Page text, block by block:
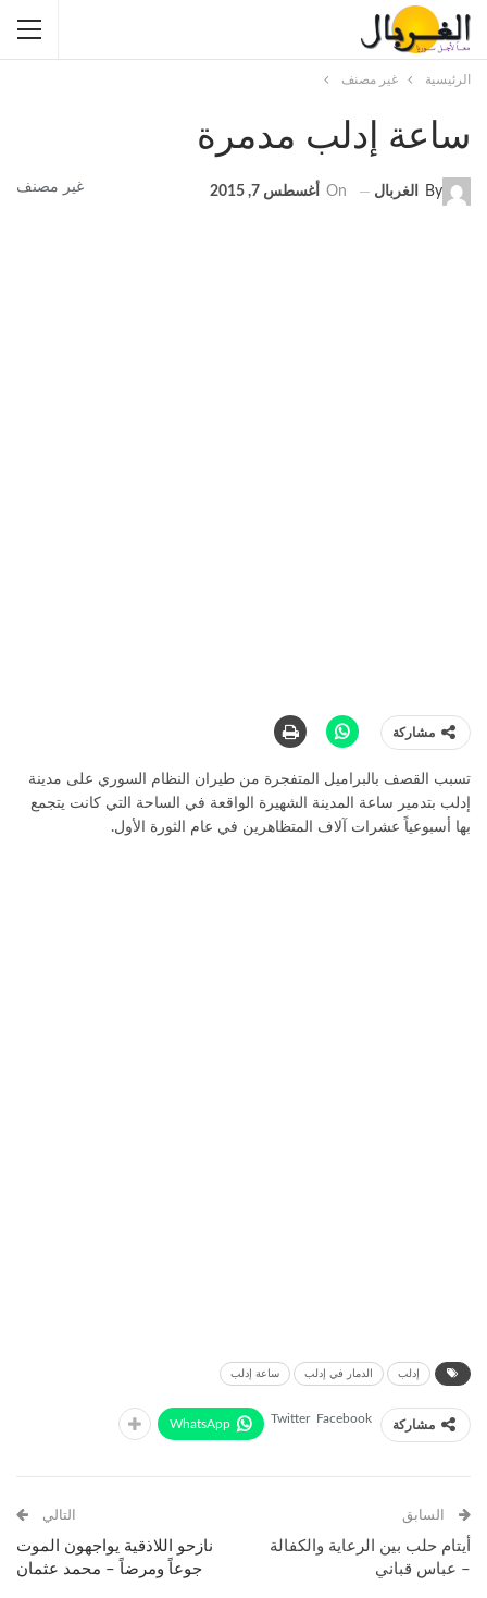
الرئيسية غير مصنف
ساعة إدلب مدمرة
غير مصنف By الغربال On أغسطس 7, 2015
مشاركة
تسبب القصف بالبراميل المتفجرة من طيران النظام السوري على مدينة
إدلب بتدمير ساعة المدينة الشهيرة الواقعة في الساحة التي كانت يتجمع
بها أسبوعياً عشرات آلاف المتظاهرين في عام الثورة الأول.
إدلب الدمار في إدلب ساعة إدلب
مشاركة Facebook
Twitter
WhatsApp
السابق
أيتام حلب بين الرعاية والكفالة
– عباس قباني
التالي
نازحو اللاذقية يواجهون الموت
جوعاً ومرضاً – محمد عثمان